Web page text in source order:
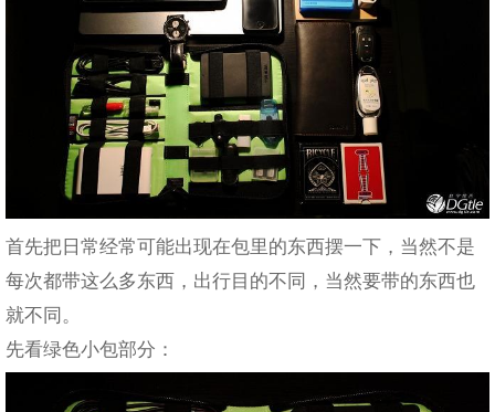
首先把日常经常可能出现在包里的东西摆一下，当然不是
每次都带这么多东西，出行目的不同，当然要带的东西也
就不同。
先看绿色小包部分：